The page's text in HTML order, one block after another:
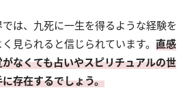
は、九死に一生を得るような経験を
見られると信じられています。 直感
なくても占いやスピリチュアルの世
存在するでしょう。